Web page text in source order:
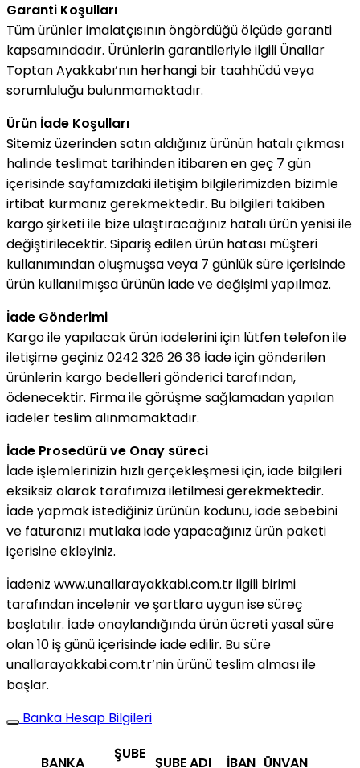
Garanti Koşulları
Tüm ürünler imalatçısının öngördüğü ölçüde garanti
kapsamındadır. Ürünlerin garantileriyle ilgili Ünallar
Toptan Ayakkabı’nın herhangi bir taahhüdü veya
sorumluluğu bulunmamaktadır.
Ürün İade Koşulları
Sitemiz üzerinden satın aldığınız ürünün hatalı çıkması
halinde teslimat tarihinden itibaren en geç 7 gün
içerisinde sayfamızdaki iletişim bilgilerimizden bizimle
irtibat kurmanız gerekmektedir. Bu bilgileri takiben
kargo şirketi ile bize ulaştıracağınız hatalı ürün yenisi ile
değiştirilecektir. Sipariş edilen ürün hatası müşteri
kullanımından oluşmuşsa veya 7 günlük süre içerisinde
ürün kullanılmışsa ürünün iade ve değişimi yapılmaz.
İade Gönderimi
Kargo ile yapılacak ürün iadelerini için lütfen telefon ile
iletişime geçiniz 0242 326 26 36 İade için gönderilen
ürünlerin kargo bedelleri gönderici tarafından,
ödenecektir. Firma ile görüşme sağlamadan yapılan
iadeler teslim alınmamaktadır.
İade Prosedürü ve Onay süreci
İade işlemlerinizin hızlı gerçekleşmesi için, iade bilgileri
eksiksiz olarak tarafımıza iletilmesi gerekmektedir.
İade yapmak istediğiniz ürünün kodunu, iade sebebini
ve faturanızı mutlaka iade yapacağınız ürün paketi
içerisine ekleyiniz.
İadeniz www.unallarayakkabi.com.tr ilgili birimi
tarafından incelenir ve şartlara uygun ise süreç
başlatılır. İade onaylandığında ürün ücreti yasal süre
olan 10 iş günü içerisinde iade edilir. Bu süre
unallarayakkabi.com.tr’nin ürünü teslim alması ile
başlar.
Banka Hesap Bilgileri
BANKA
ŞUBE
ŞUBE ADI İBAN ÜNVAN